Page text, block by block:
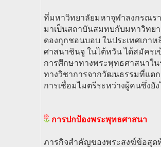
ที่มหาวิทยาลัยมหาจุฬาลงกรณรา
มาเป็นสถาบันสมทบกับมหาวิทย
ดองกุกชอนบอบ ในประเทศเกา
ศาสนาชินจู ในไต้หวัน ได้สมัครเ
การศึกษาทางพระพุทธศาสนาใ
ทางวิชาการจากวัฒนธรรมที่แต
การเชื่อมไมตรีระหว่างผู้คนซึ่งยั
การปกป้องพระพุทธศาสนา
ภารกิจสำคัญของพระสงฆ์ข้อสุด